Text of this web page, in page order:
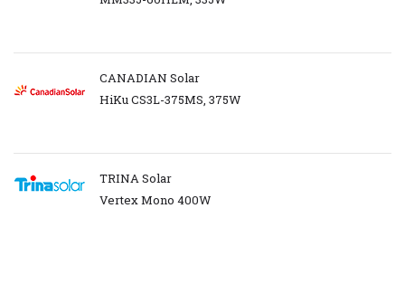
CANADIAN Solar
HiKu CS3L-375MS, 375W
TRINA Solar
Vertex Mono 400W